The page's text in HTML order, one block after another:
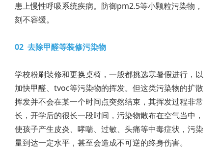
患上慢性呼吸系统疾病。防御pm2.5等小颗粒污染物，
刻不容缓。
02 去除甲醛等装修污染物
学校粉刷装修和更换桌椅，一般都挑选寒暑假进行，以
加快甲醛、tvoc等污染物的挥发。但这类污染物的扩散
挥发并不会在某一个时间点突然结束，其挥发过程非常
长，开学后的很长一段时间，污染物散布在空气当中，
使孩子产生皮炎、哮喘、过敏、头痛等中毒症状，污染
量到达一定水平，甚至会造成不可逆的终身伤害。